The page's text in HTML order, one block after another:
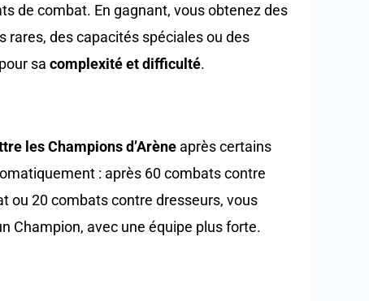
de combat. En gagnant, vous obtenez des
rares, des capacités spéciales ou des
sa complexité et difficulté.
les Champions d’Arène après certains
: après 60 combats contre
ou 20 combats contre dresseurs, vous
Champion, avec une équipe plus forte.